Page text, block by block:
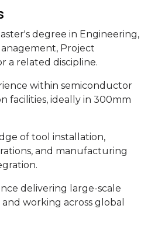
degree in Engineering,
Project
a related discipline.
within semiconductor
facilities, ideally in 300mm
of tool installation,
and manufacturing
delivering large-scale
working across global